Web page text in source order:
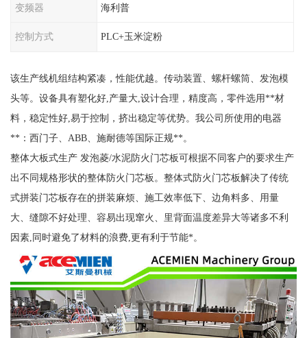
变频器 海利普
控制方式 PLC+玉米淀粉
该生产线机组结构紧凑，性能优越。传动装置、螺杆螺筒、发泡模
头等。设备具有塑化好,产量大,设计合理，精度高，零件选用**材
料，稳定性好,易于控制，挤出稳定等优势。我公司所使用的电器
**：西门子、ABB、施耐德等国际正规**。
整体大板式生产 发泡菱/水泥防火门芯板可根据不同客户的要求生产
出不同规格形状的整体防火门芯板。整体式防火门芯板解决了传统
式拼装门芯板存在的拼装麻烦、施工效率低下、边角料多、用量
大、缝隙不好处理、容易出现窜火、里背面温度差异大等诸多不利
因素,同时避免了材料的浪费,更有利于节能*。